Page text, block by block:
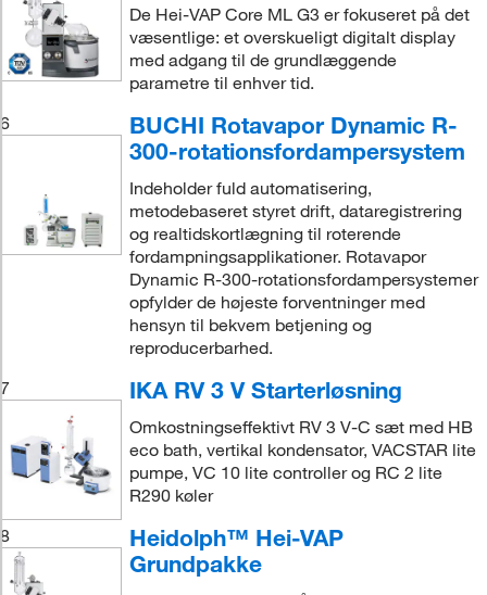
De Hei-VAP Core ML G3 er fokuseret på det
væsentlige: et overskueligt digitalt display
med adgang til de grundlæggende
parametre til enhver tid.
6
BUCHI Rotavapor Dynamic R-
300-rotationsfordampersystem
Indeholder fuld automatisering,
metodebaseret styret drift, dataregistrering
og realtidskortlægning til roterende
fordampningsapplikationer. Rotavapor
Dynamic R-300-rotationsfordampersystemer
opfylder de højeste forventninger med
hensyn til bekvem betjening og
reproducerbarhed.
7
IKA RV 3 V Starterløsning
Omkostningseffektivt RV 3 V-C sæt med HB
eco bath, vertikal kondensator, VACSTAR lite
pumpe, VC 10 lite controller og RC 2 lite
R290 køler
8
Heidolph™ Hei-VAP
Grundpakke